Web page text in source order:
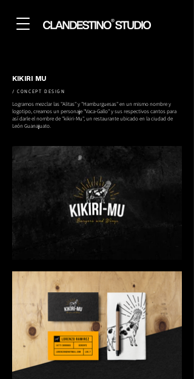
KIKIRI MU
/ CONCEPT DESIGN
Logramos mezclar las "Alitas" y "Hamburguesas" en un mismo nombre y
logotipo, creamos un personaje "Vaca-Gallo" y sus respectivos cantos para
así darle el nombre de "kikiri-Mu", un restaurante ubicado en la ciudad de
León Guanajuato.